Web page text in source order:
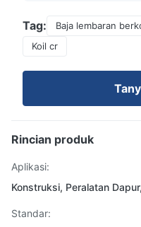
Tag: Baja lembaran
Koil cr
Rincian produk
Aplikasi:
Konstruksi, Peralatan
Standar: